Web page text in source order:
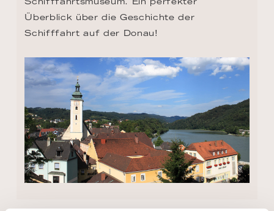
Überblick über die Geschichte der
Schifffahrt auf der Donau!